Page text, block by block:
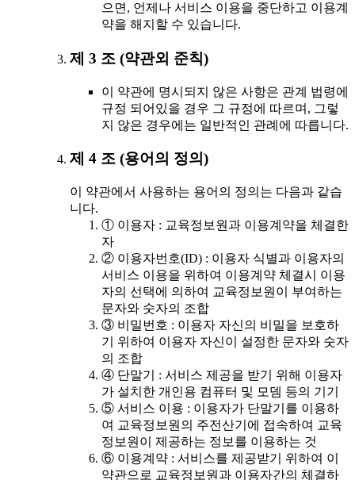
으면, 언제나 서비스 이용을 중단하고 이용계
약을 해지할 수 있습니다.
제 3 조 (약관외 준칙)
이 약관에 명시되지 않은 사항은 관계 법령에
규정 되어있을 경우 그 규정에 따르며, 그렇
지 않은 경우에는 일반적인 관례에 따릅니다.
제 4 조 (용어의 정의)
이 약관에서 사용하는 용어의 정의는 다음과 같습
니다.
① 이용자 : 교육정보원과 이용계약을 체결한
자
② 이용자번호(ID) : 이용자 식별과 이용자의
서비스 이용을 위하여 이용계약 체결시 이용
자의 선택에 의하여 교육정보원이 부여하는
문자와 숫자의 조합
③ 비밀번호 : 이용자 자신의 비밀을 보호하
기 위하여 이용자 자신이 설정한 문자와 숫자
의 조합
④ 단말기 : 서비스 제공을 받기 위해 이용자
가 설치한 개인용 컴퓨터 및 모뎀 등의 기기
⑤ 서비스 이용 : 이용자가 단말기를 이용하
여 교육정보원의 주전산기에 접속하여 교육
정보원이 제공하는 정보를 이용하는 것
⑥ 이용계약 : 서비스를 제공받기 위하여 이
약관으로 교육정보원과 이용자간의 체결하